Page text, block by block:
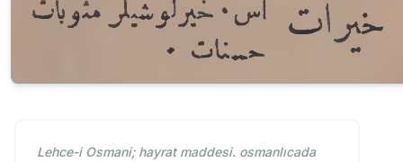
Lehce-i Osmani; hayrat maddesi. osmanlıcada